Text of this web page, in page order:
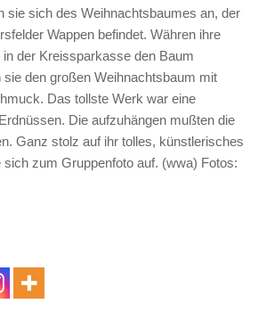
sie sich des Weihnachtsbaumes an, der
Wappen befindet. Währen ihre
der Kreissparkasse den Baum
den großen Weihnachtsbaum mit
Das tollste Werk war eine
Die aufzuhängen mußten die
Ganz stolz auf ihr tolles, künstlerisches
zum Gruppenfoto auf. (wwa) Fotos: